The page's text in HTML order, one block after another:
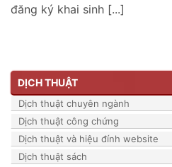
đăng ký khai sinh [...]
DỊCH THUẬT
Dịch thuật chuyên ngành
Dịch thuật công chứng
Dịch thuật và hiệu đính website
Dịch thuật sách